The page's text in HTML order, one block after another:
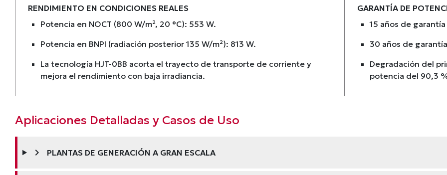
RENDIMIENTO EN CONDICIONES REALES
Potencia en NOCT (800 W/m², 20 °C): 553 W.
Potencia en BNPI (radiación posterior 135 W/m²): 813 W.
La tecnología HJT-0BB acorta el trayecto de transporte de corriente y
mejora el rendimiento con baja irradiancia.
GARANTÍA DE
15 años de
30 años de
Degradación del
potencia del 90,3
Aplicaciones Detalladas y Casos de Uso
chevron_right PLANTAS DE GENERACIÓN A GRAN ESCALA